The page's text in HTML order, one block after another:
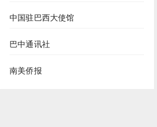
中国驻巴西大使馆
巴中通讯社
南美侨报